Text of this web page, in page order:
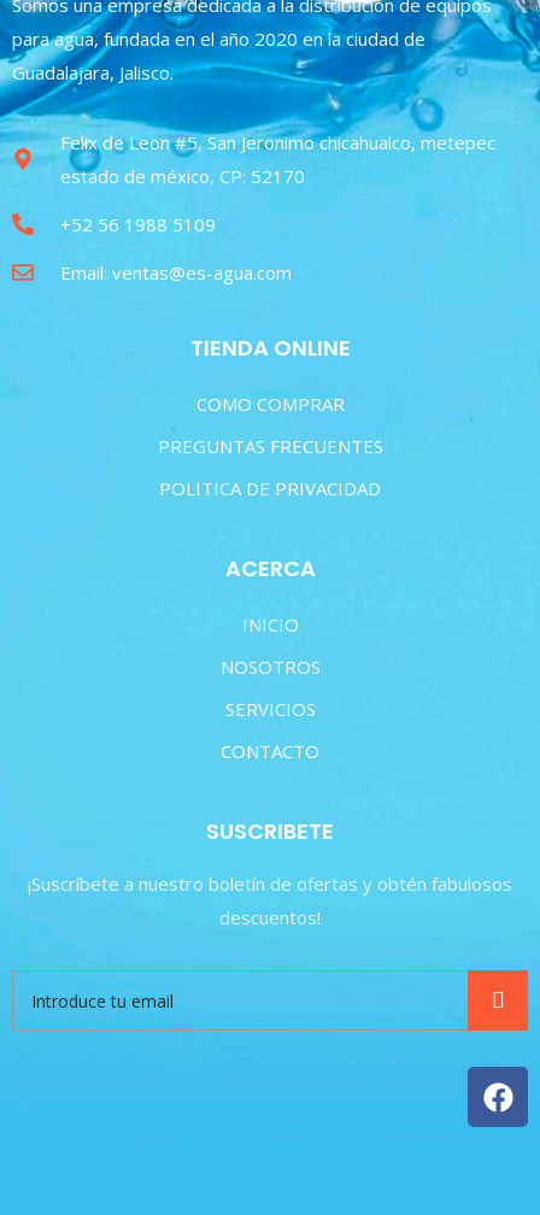
Somos una empresa dedicada a la distribución de equipos
para agua, fundada en el año 2020 en la ciudad de
Guadalajara, Jalisco.
Felix de Leon #5, San Jeronimo chicahualco, metepec
estado de méxico, CP: 52170
+52 56 1988 5109
Email: ventas@es-agua.com
TIENDA ONLINE
COMO COMPRAR
PREGUNTAS FRECUENTES
POLITICA DE PRIVACIDAD
ACERCA
INICIO
NOSOTROS
SERVICIOS
CONTACTO
SUSCRIBETE
¡Suscríbete a nuestro boletín de ofertas y obtén fabulosos
descuentos!